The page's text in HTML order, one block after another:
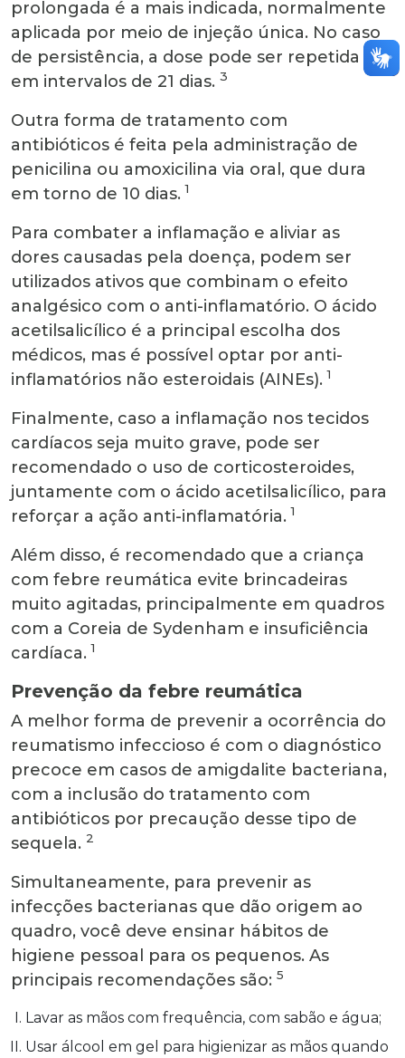
prolongada é a mais indicada, normalmente
aplicada por meio de injeção única. No caso
de persistência, a dose pode ser repetida
em intervalos de 21 dias. 3
Outra forma de tratamento com
antibióticos é feita pela administração de
penicilina ou amoxicilina via oral, que dura
em torno de 10 dias. 1
Para combater a inflamação e aliviar as
dores causadas pela doença, podem ser
utilizados ativos que combinam o efeito
analgésico com o anti-inflamatório. O ácido
acetilsalicílico é a principal escolha dos
médicos, mas é possível optar por anti-
inflamatórios não esteroidais (AINEs). 1
Finalmente, caso a inflamação nos tecidos
cardíacos seja muito grave, pode ser
recomendado o uso de corticosteroides,
juntamente com o ácido acetilsalicílico, para
reforçar a ação anti-inflamatória. 1
Além disso, é recomendado que a criança
com febre reumática evite brincadeiras
muito agitadas, principalmente em quadros
com a Coreia de Sydenham e insuficiência
cardíaca. 1
Prevenção da febre reumática
A melhor forma de prevenir a ocorrência do
reumatismo infeccioso é com o diagnóstico
precoce em casos de amigdalite bacteriana,
com a inclusão do tratamento com
antibióticos por precaução desse tipo de
sequela. 2
Simultaneamente, para prevenir as
infecções bacterianas que dão origem ao
quadro, você deve ensinar hábitos de
higiene pessoal para os pequenos. As
principais recomendações são: 5
Lavar as mãos com frequência, com sabão e água;
Usar álcool em gel para higienizar as mãos quando